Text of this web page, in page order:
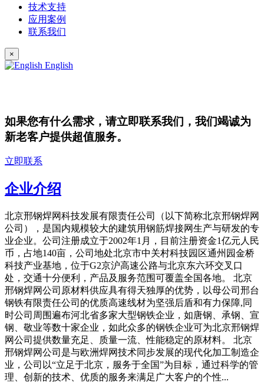
技术支持
应用案例
联系我们
×
English
如果您有什么需求，请立即联系我们，我们竭诚为
新老客户提供超值服务。
立即联系
企业介绍
北京邢钢焊网科技发展有限责任公司（以下简称北京邢钢焊网
公司），是国内规模较大的建筑用钢筋焊接网生产与研发的专
业企业。公司注册成立于2002年1月，目前注册资金1亿元人民
币，占地140亩，公司地处北京市中关村科技园区通州园金桥
科技产业基地，位于G2京沪高速公路与北京东六环交叉口
处，交通十分便利，产品及服务范围可覆盖全国各地。 北京
邢钢焊网公司原材料供应具有得天独厚的优势，以母公司邢台
钢铁有限责任公司的优质高速线材为坚强后盾和有力保障,同
时公司周围遍布河北省多家大型钢铁企业，如唐钢、承钢、宣
钢、敬业等数十家企业，如此众多的钢铁企业可为北京邢钢焊
网公司提供数量充足、质量一流、性能稳定的原材料。 北京
邢钢焊网公司是与欧洲焊网技术同步发展的现代化加工制造企
业，公司以“立足于北京，服务于全国”为目标，通过科学的管
理、创新的技术、优质的服务来满足广大客户的个性...